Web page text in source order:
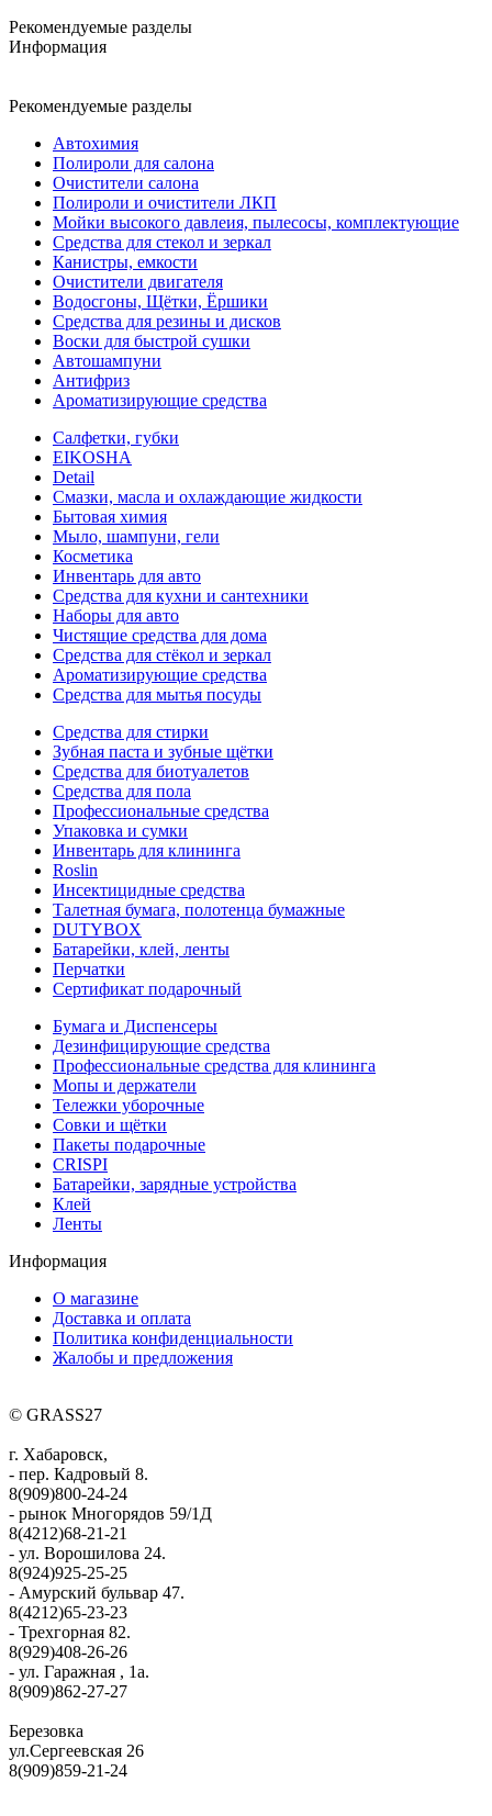
Рекомендуемые разделы
Информация
Рекомендуемые разделы
Автохимия
Полироли для салона
Очистители салона
Полироли и очистители ЛКП
Мойки высокого давлеия, пылесосы, комплектующие
Средства для стекол и зеркал
Канистры, емкости
Очистители двигателя
Водосгоны, Щётки, Ёршики
Средства для резины и дисков
Воски для быстрой сушки
Автошампуни
Антифриз
Ароматизирующие средства
Салфетки, губки
EIKOSHA
Detail
Смазки, масла и охлаждающие жидкости
Бытовая химия
Мыло, шампуни, гели
Косметика
Инвентарь для авто
Средства для кухни и сантехники
Наборы для авто
Чистящие средства для дома
Средства для стёкол и зеркал
Ароматизирующие средства
Средства для мытья посуды
Средства для стирки
Зубная паста и зубные щётки
Средства для биотуалетов
Средства для пола
Профессиональные средства
Упаковка и сумки
Инвентарь для клининга
Roslin
Инсектицидные средства
Талетная бумага, полотенца бумажные
DUTYBOX
Батарейки, клей, ленты
Перчатки
Сертификат подарочный
Бумага и Диспенсеры
Дезинфицирующие средства
Профессиональные средства для клининга
Мопы и держатели
Тележки уборочные
Совки и щётки
Пакеты подарочные
CRISPI
Батарейки, зарядные устройства
Клей
Ленты
Информация
О магазине
Доставка и оплата
Политика конфиденциальности
Жалобы и предложения
© GRASS27
г. Хабаровск,
- пер. Кадровый 8.
8(909)800-24-24
- рынок Многорядов 59/1Д
8(4212)68-21-21
- ул. Ворошилова 24.
8(924)925-25-25
- Амурский бульвар 47.
8(4212)65-23-23
- Трехгорная 82.
8(929)408-26-26
- ул. Гаражная , 1а.
8(909)862-27-27
Березовка
ул.Сергеевская 26
8(909)859-21-24